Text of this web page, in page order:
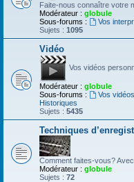
Faite-nous connaître votre
Modérateur : globule
Sous-forums :
Vos
Sujets : 1095
Vidéo
Vos vidéos
Modérateur : globule
Sous-forums :
Vos
Historiques
Sujets : 5435
Techniques
Comment faites-vous?
Modérateur : globule
Sujets : 72